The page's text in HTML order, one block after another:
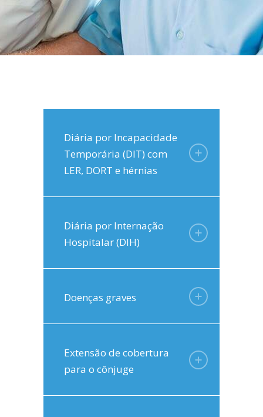
Diária por Incapacidade
Temporária (DIT) com
LER, DORT e hérnias
Diária por Internação
Hospitalar (DIH)
Doenças graves
Extensão de cobertura
para o cônjuge